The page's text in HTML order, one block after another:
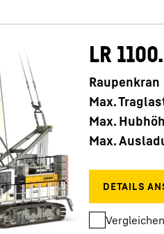
Karriere
LR
Raupenkran
Max.
Max.
Max.
Vergleichen